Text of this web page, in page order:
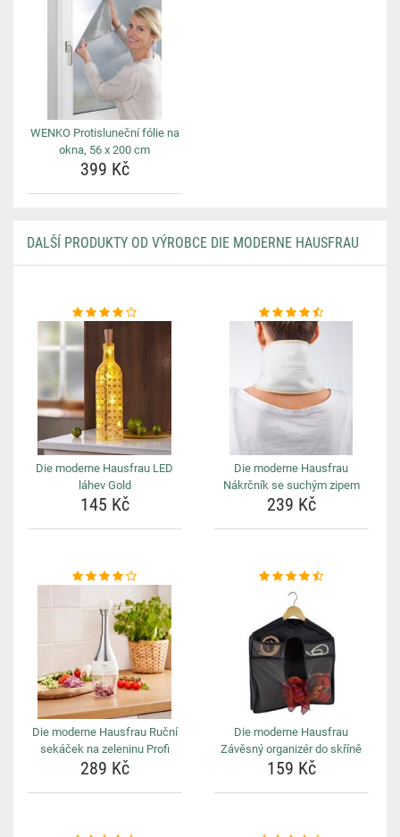
WENKO Protisluneční fólie na
okna, 56 x 200 cm
399 Kč
DALŠÍ PRODUKTY OD VÝROBCE DIE MODERNE HAUSFRAU
Die moderne Hausfrau LED
láhev Gold
145 Kč
Die moderne Hausfrau
Nákrčník se suchým zipem
239 Kč
Die moderne Hausfrau Ruční
sekáček na zeleninu Profi
289 Kč
Die moderne Hausfrau
Závěsný organizér do skříně
159 Kč